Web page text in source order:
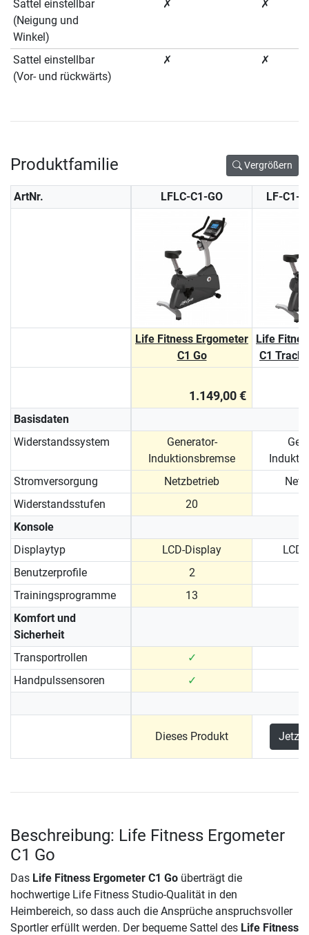
Sattel einstellbar
(Neigung und
Winkel)
✗ ✗
Sattel einstellbar
(Vor- und rückwärts)
✗ ✗
Produktfamilie Vergrößern
ArtNr. LFLC-C1-GO LF-C1-
Life Fitness Ergometer
C1 Go
Life
C1 Track
1.149,00 €
Basisdaten
Widerstandssystem
Generator-
Induktionsbremse
Stromversorgung
Netzbetrieb
Widerstandsstufen
20
Konsole
Displaytyp
LCD-Display
Benutzerprofile
2
Trainingsprogramme
13
Komfort und
Sicherheit
Transportrollen
✓
Handpulssensoren
✓
Dieses Produkt Jetzt
Beschreibung: Life Fitness Ergometer
C1 Go
Das Life Fitness Ergometer C1 Go überträgt die
hochwertige Life Fitness Studio-Qualität in den
Heimbereich, so dass auch die Ansprüche anspruchsvoller
Sportler erfüllt werden. Der bequeme Sattel des Life Fitness